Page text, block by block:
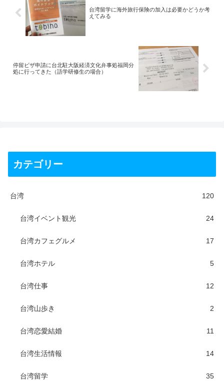
台湾留学に海外旅行保険の加入は必要かどうか考
えてみる
停留ビザ申請に台北駐大阪経済文化弁事処福岡分
処に行ってきた（語学研修生の場合）
カテゴリー
台湾 120
台湾イベント観光 24
台湾カフェグルメ 17
台湾ホテル 5
台湾仕事 12
台湾山歩き 2
台湾恋愛結婚 11
台湾生活情報 14
台湾留学 35